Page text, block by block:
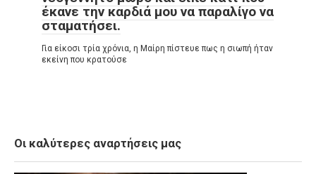
έκανε την καρδιά μου να παραλίγο να
σταματήσει.
Για είκοσι τρία χρόνια, η Μαίρη πίστευε πως η σιωπή ήταν
εκείνη που κρατούσε
Οι καλύτερες αναρτήσεις μας